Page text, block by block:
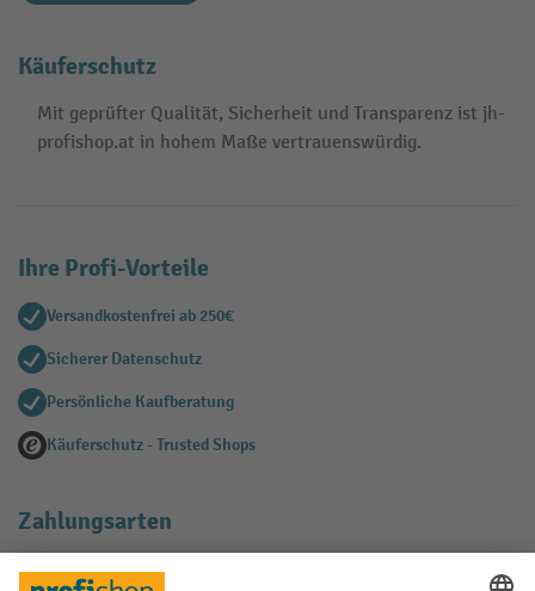
Käuferschutz
Mit geprüfter Qualität, Sicherheit und Transparenz ist jh-
profishop.at in hohem Maße vertrauenswürdig.
Ihre Profi-Vorteile
Versandkostenfrei ab 250€
Sicherer Datenschutz
Persönliche Kaufberatung
Käuferschutz - Trusted Shops
Zahlungsarten